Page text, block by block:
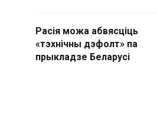
Расія можа абвясціць
«тэхнічны дэфолт» па
прыкладзе Беларусі